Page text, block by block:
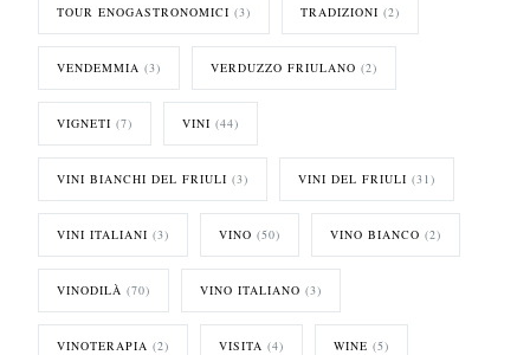
TOUR ENOGASTRONOMICI (3) TRADIZIONI (2)
VENDEMMIA (3) VERDUZZO FRIULANO (2)
VIGNETI (7) VINI (44)
VINI BIANCHI DEL FRIULI (3) VINI DEL FRIULI (31)
VINI ITALIANI (3) VINO (50) VINO BIANCO (2)
VINODILÀ (70) VINO ITALIANO (3)
VINOTERAPIA (2) VISITA (4) WINE (5)